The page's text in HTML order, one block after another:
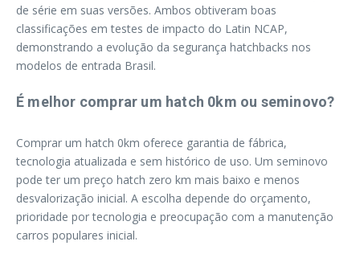
de série em suas versões. Ambos obtiveram boas
classificações em testes de impacto do Latin NCAP,
demonstrando a evolução da segurança hatchbacks nos
modelos de entrada Brasil.
É melhor comprar um hatch 0km ou seminovo?
Comprar um hatch 0km oferece garantia de fábrica,
tecnologia atualizada e sem histórico de uso. Um seminovo
pode ter um preço hatch zero km mais baixo e menos
desvalorização inicial. A escolha depende do orçamento,
prioridade por tecnologia e preocupação com a manutenção
carros populares inicial.